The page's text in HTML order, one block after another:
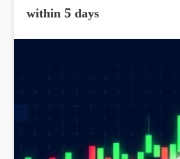
Archean Chemical Share